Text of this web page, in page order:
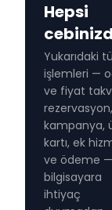
Hepsi
Yukarıdaki
işlemleri —
ve fiyat
rezervasyon,
kampanya,
kartı, ek
ve ödeme —
bilgisayara
ihtiyaç